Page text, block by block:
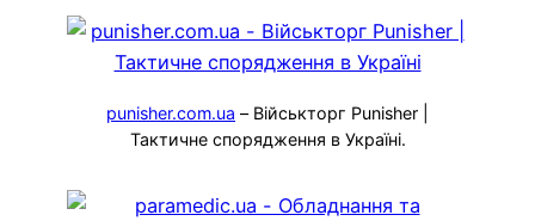
punisher.com.ua – Військторг Punisher |
Тактичне спорядження в Україні.